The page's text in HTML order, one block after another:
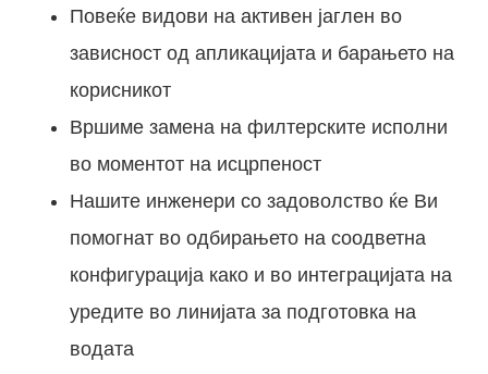
Повеќе видови на активен јаглен во
зависност од апликацијата и барањето на
корисникот
Вршиме замена на филтерските исполни
во моментот на исцрпеност
Нашите инженери со задоволство ќе Ви
помогнат во одбирањето на соодветна
конфигурација како и во интеграцијата на
уредите во линијата за подготовка на
водата